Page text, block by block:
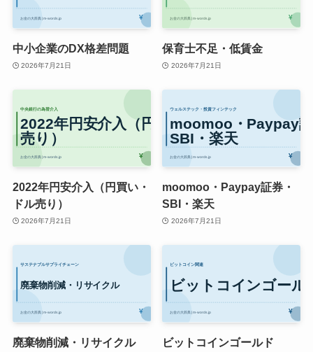
中小企業のDX格差問題
2026年7月21日
保育士不足・低賃金
2026年7月21日
2022年円安介入（円買い・
ドル売り）
2026年7月21日
moomoo・Paypay証券・
SBI・楽天
2026年7月21日
廃棄物削減・リサイクル
ビットコインゴールド